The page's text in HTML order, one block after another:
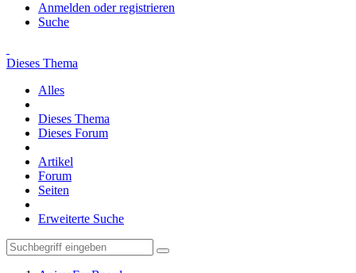
Anmelden oder registrieren
Suche
Dieses Thema
Alles
Dieses Thema
Dieses Forum
Artikel
Forum
Seiten
Erweiterte Suche